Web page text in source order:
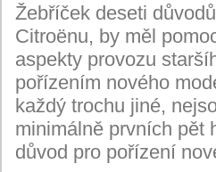
Žebříček deseti
Citroënu, by měl
aspekty provozu
pořízením nového
každý trochu jiné,
minimálně prvních pět
důvod pro pořízení